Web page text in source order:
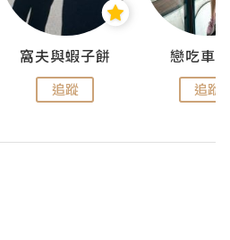
窩夫與蝦子餅
追蹤
戀吃車
追蹤